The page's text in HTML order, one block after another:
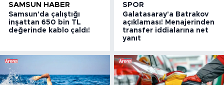
SAMSUN HABER
Samsun'da çalıştığı
inşattan 650 bin TL
değerinde kablo çaldı!
SPOR
Galatasaray'a Batrakov
açıklaması! Menajerinden
transfer iddialarına net
yanıt